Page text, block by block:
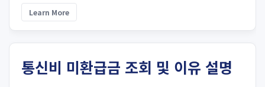
Learn More
통신비 미환급금 조회 및 이유 설명